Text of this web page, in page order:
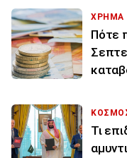
ΧΡΗΜΑ
Πότε
Τι